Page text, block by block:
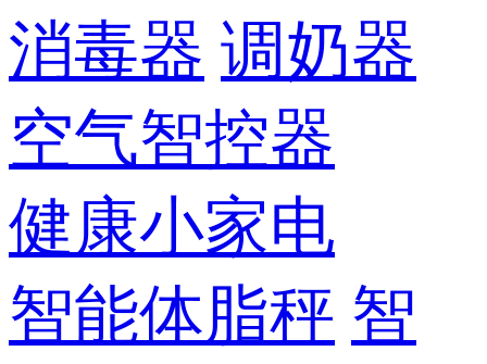
消毒器 调奶器
空气智控器
健康小家电
智能体脂秤 智